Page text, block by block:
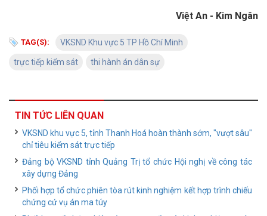
Việt An - Kim Ngân
TAG(S): VKSND Khu vực 5 TP Hồ Chí Minh
trực tiếp kiểm sát thi hành án dân sự
TIN TỨC LIÊN QUAN
VKSND khu vực 5, tỉnh Thanh Hoá hoàn thành sớm, "vượt sâu"
chỉ tiêu kiểm sát trực tiếp
Đảng bộ VKSND tỉnh Quảng Trị tổ chức Hội nghị về công tác
xây dựng Đảng
Phối hợp tổ chức phiên tòa rút kinh nghiệm kết hợp trình chiếu
chứng cứ vụ án ma túy